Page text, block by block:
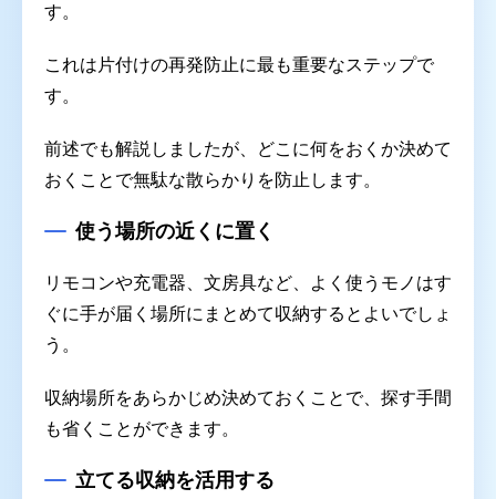
す。
これは片付けの再発防止に最も重要なステップで
す。
前述でも解説しましたが、どこに何をおくか決めて
おくことで無駄な散らかりを防止します。
使う場所の近くに置く
リモコンや充電器、文房具など、よく使うモノはす
ぐに手が届く場所にまとめて収納するとよいでしょ
う。
収納場所をあらかじめ決めておくことで、探す手間
も省くことができます。
立てる収納を活用する